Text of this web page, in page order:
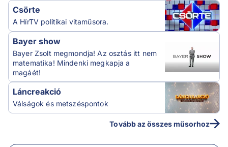
Csörte
A HírTV politikai vitaműsora.
Bayer show
Bayer Zsolt megmondja! Az osztás itt nem
matematika! Mindenki megkapja a
magáét!
Láncreakció
Válságok és metszéspontok
Tovább az összes műsorhoz